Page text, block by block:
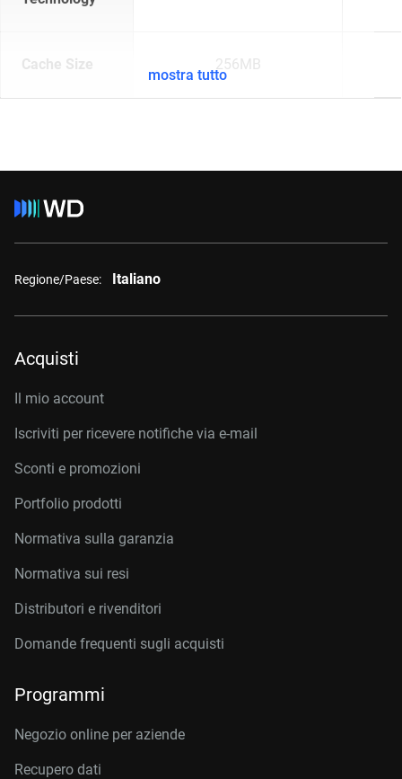
Cache Size 256MB
mostra tutto
Regione/Paese: Italiano
Acquisti
Il mio account
Iscriviti per ricevere notifiche via e-mail
Sconti e promozioni
Portfolio prodotti
Normativa sulla garanzia
Normativa sui resi
Distributori e rivenditori
Domande frequenti sugli acquisti
Programmi
Negozio online per aziende
Recupero dati